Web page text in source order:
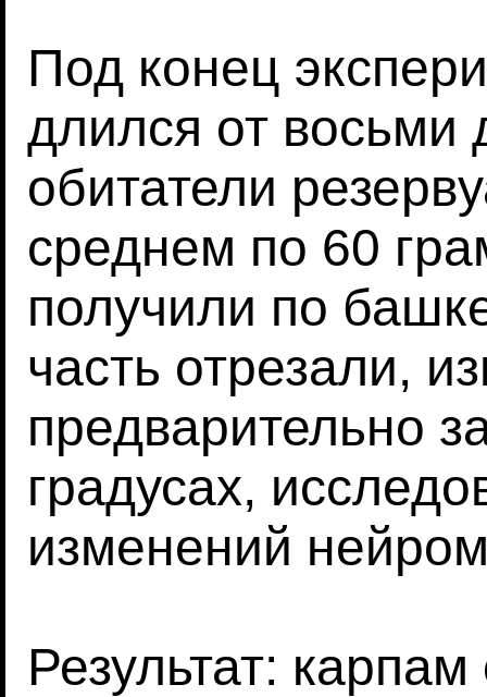
Под конец
длился от восьми
обитатели
среднем по 60
получили по
часть отрезали,
предварительно
градусах,
изменений
Результат: